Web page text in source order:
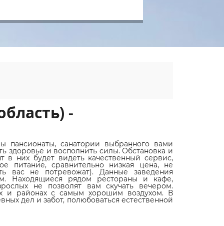
-
пансионаты, санатории выбранного вами
здоровье и восполнить силы. Обстановка и
в них будет видеть качественный сервис,
питание, сравнительно низкая цена, не
вас не потревожат). Данные заведения
Находящиеся рядом рестораны и кафе,
не позволят вам скучать вечером.
и районах с самым хорошим воздухом. В
дел и забот, полюбоваться естественной